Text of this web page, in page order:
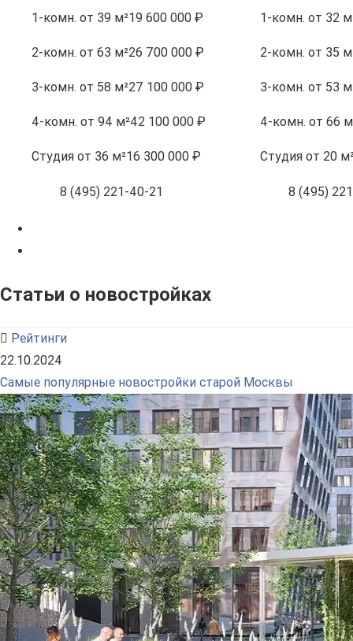
1-комн. от 39 м²19 600 000 ₽
2-комн. от 63 м²26 700 000 ₽
3-комн. от 58 м²27 100 000 ₽
4-комн. от 94 м²42 100 000 ₽
Студия от 36 м²16 300 000 ₽
8 (495) 221-40-21
1-комн. от 32
2-комн. от 35
3-комн. от 53
4-комн. от 66
Студия от 20
8 (495)
Статьи о новостройках
Рейтинги
22.10.2024
Самые популярные новостройки старой Москвы